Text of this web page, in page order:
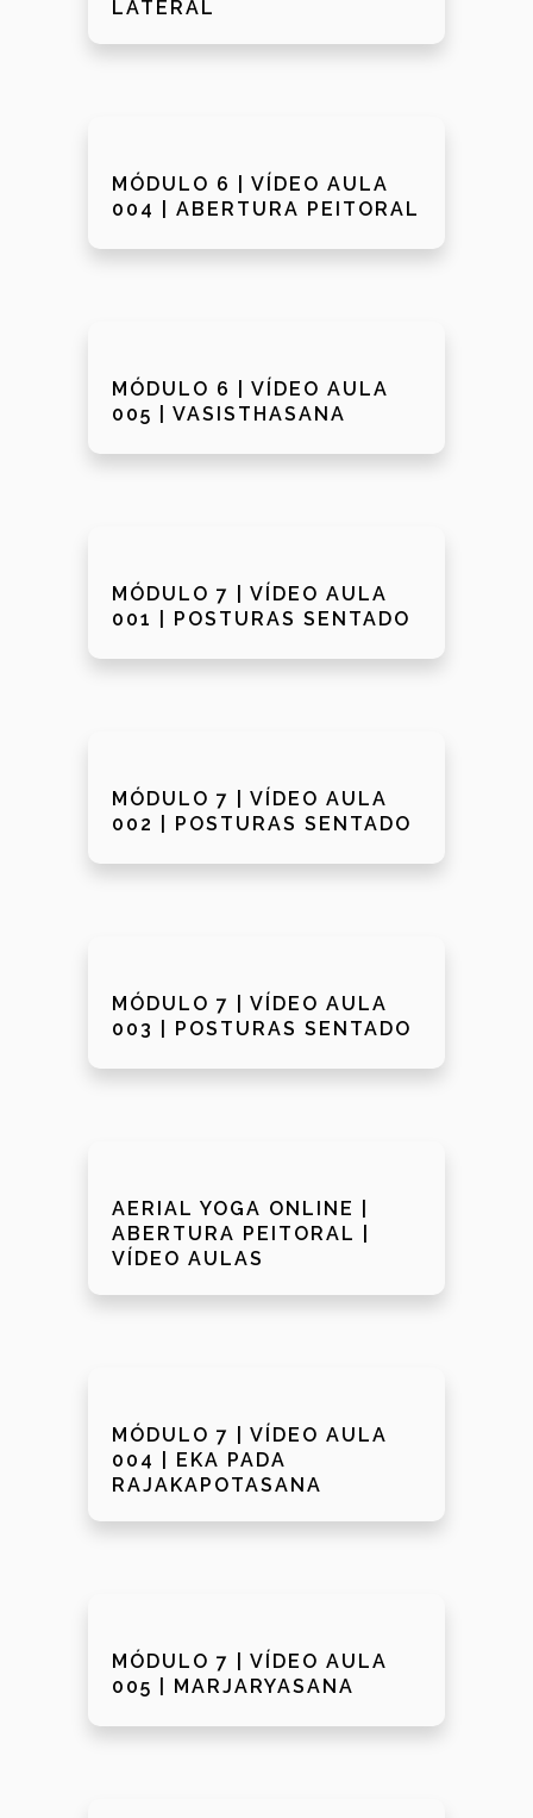
LATERAL
MÓDULO 6 | VÍDEO AULA
004 | ABERTURA PEITORAL
MÓDULO 6 | VÍDEO AULA
005 | VASISTHASANA
MÓDULO 7 | VÍDEO AULA
001 | POSTURAS SENTADO
MÓDULO 7 | VÍDEO AULA
002 | POSTURAS SENTADO
MÓDULO 7 | VÍDEO AULA
003 | POSTURAS SENTADO
AERIAL YOGA ONLINE |
ABERTURA PEITORAL |
VÍDEO AULAS
MÓDULO 7 | VÍDEO AULA
004 | EKA PADA
RAJAKAPOTASANA
MÓDULO 7 | VÍDEO AULA
005 | MARJARYASANA